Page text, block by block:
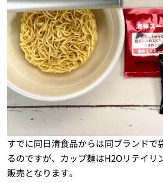
すでに同日清食品からは同ブランドで
るのですが、カップ麺はH2Oリテイリ
販売となります。